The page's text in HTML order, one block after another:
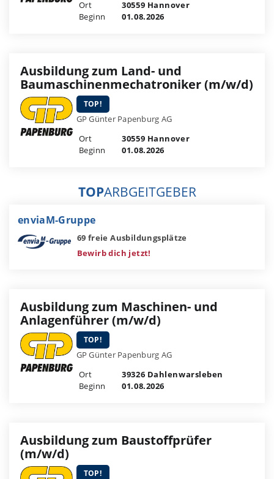
Ort
30559 Hannover
Beginn
01.08.2026
Ausbildung zum Land- und
Baumaschinenmechatroniker (m/w/d)
TOP!
GP Günter Papenburg AG
Ort
30559 Hannover
Beginn
01.08.2026
TOPARBGEITGEBER
enviaM-Gruppe
69 freie Ausbildungsplätze
Bewirb dich jetzt!
Ausbildung zum Maschinen- und
Anlagenführer (m/w/d)
TOP!
GP Günter Papenburg AG
Ort
39326 Dahlenwarsleben
Beginn
01.08.2026
Ausbildung zum Baustoffprüfer
(m/w/d)
TOP!